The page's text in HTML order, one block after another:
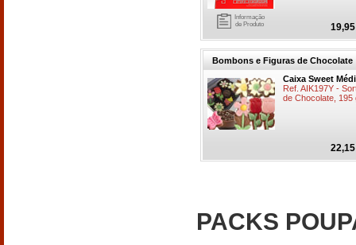
Informação
de Produto
Bombons e Figuras de Chocolate
Caixa Sweet
Ref. AIK197Y -
de Chocolate, 195
PACKS